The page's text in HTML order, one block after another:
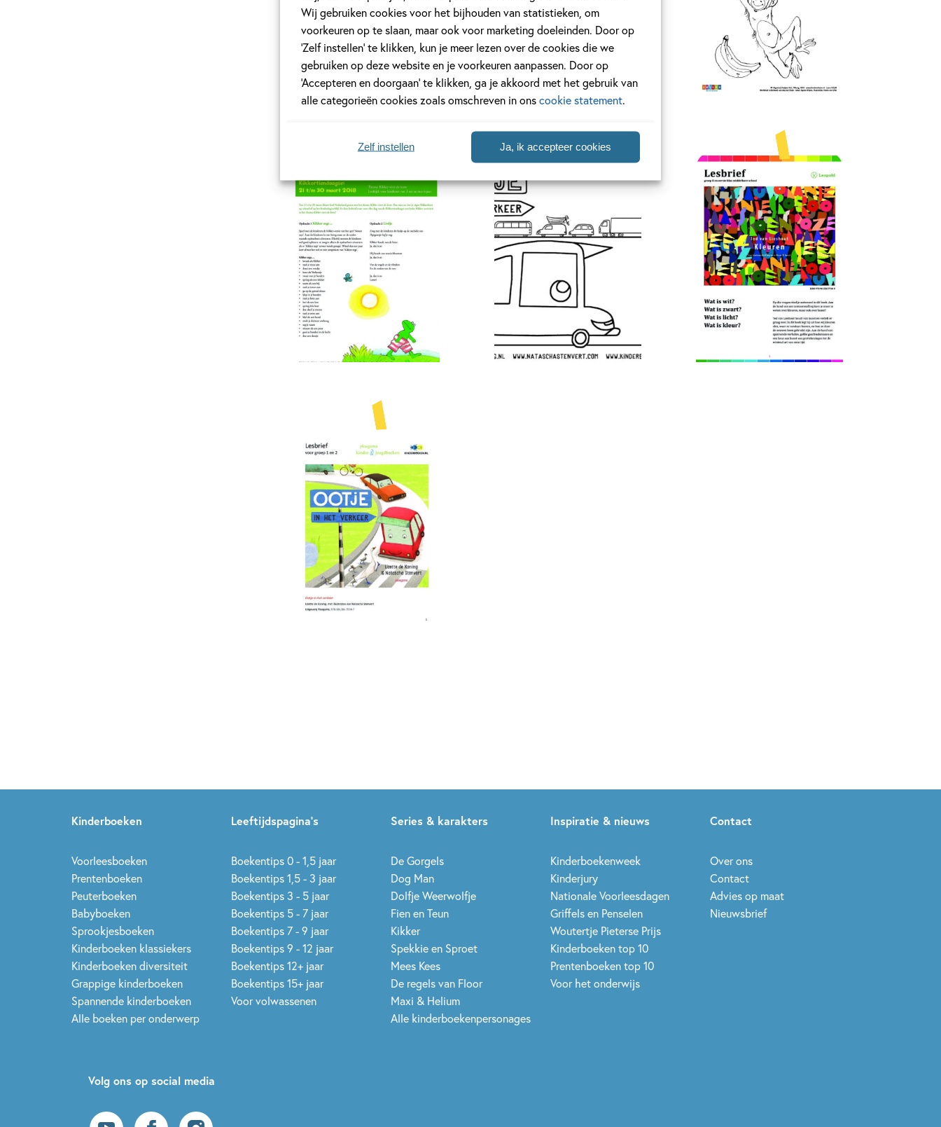
Wij gebruiken cookies voor het bijhouden van statistieken, om
voorkeuren op te slaan, maar ook voor marketing doeleinden. Door op
‘Zelf instellen’ te klikken, kun je meer lezen over de cookies die we
gebruiken op deze website en je voorkeuren aanpassen. Door op
‘Accepteren en doorgaan’ te klikken, ga je akkoord met het gebruik van
alle categorieën cookies zoals omschreven in onscookie statement
Ja, ik accepteer cookies
Zelf instellen
Kinderboeken
Voorleesboeken
Prentenboeken
Peuterboeken
Babyboeken
Sprookjesboeken
Kinderboeken klassiekers
Kinderboeken diversiteit
Grappige kinderboeken
Spannende kinderboeken
Alle boeken per onderwerp
Leeftijdspagina’s
Boekentips 0 - 1,5 jaar
Boekentips 1,5 - 3 jaar
Boekentips 3 - 5 jaar
Boekentips 5 - 7 jaar
Boekentips 7 - 9 jaar
Boekentips 9 - 12 jaar
Boekentips 12+ jaar
Boekentips 15+ jaar
Voor volwassenen
Series & karakters
De Gorgels
Dog Man
Dolfje Weerwolfje
Fien en Teun
Kikker
Spekkie en Sproet
Mees Kees
De regels van Floor
Maxi & Helium
Alle kinderboekenpersonages
Inspiratie & nieuws
Kinderboekenweek
Kinderjury
Nationale Voorleesdagen
Griffels en Penselen
Woutertje Pieterse Prijs
Kinderboeken top 10
Prentenboeken top 10
Voor het onderwijs
Contact
Over ons
Contact
Advies op maat
Nieuwsbrief
Volg ons op social media